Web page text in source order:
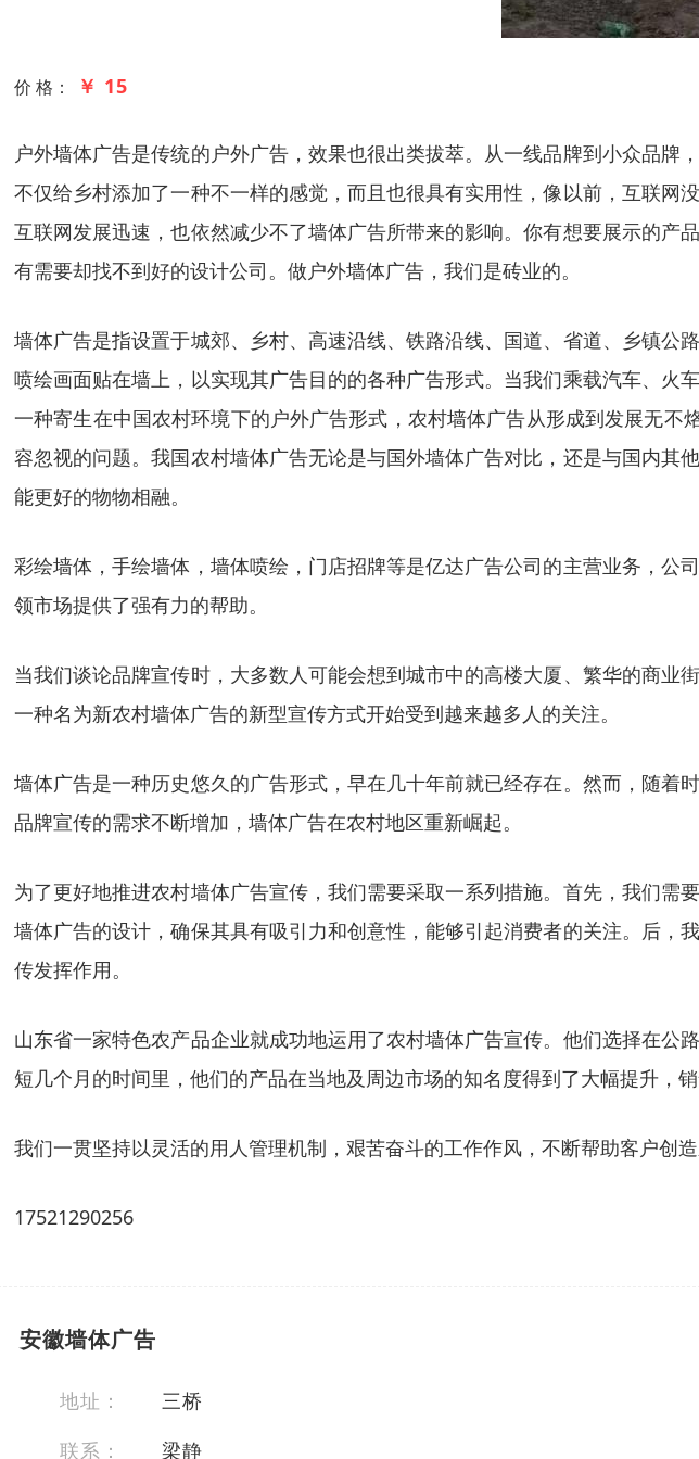
价 格： ￥ 15
户外墙体广告是传统的户外广告，效果也很出类拔萃。从一线品牌到小众品牌
不仅给乡村添加了一种不一样的感觉，而且也很具有实用性，像以前，互联
互联网发展迅速，也依然减少不了墙体广告所带来的影响。你有想要展示的
有需要却找不到好的设计公司。做户外墙体广告，我们是砖业的。
墙体广告是指设置于城郊、乡村、高速沿线、铁路沿线、国道、省道、乡镇
喷绘画面贴在墙上，以实现其广告目的的各种广告形式。当我们乘载汽车、
一种寄生在中国农村环境下的户外广告形式，农村墙体广告从形成到发展无
容忽视的问题。我国农村墙体广告无论是与国外墙体广告对比，还是与国内
能更好的物物相融。
彩绘墙体，手绘墙体，墙体喷绘，门店招牌等是亿达广告公司的主营业务，
领市场提供了强有力的帮助。
当我们谈论品牌宣传时，大多数人可能会想到城市中的高楼大厦、繁华的商业
一种名为新农村墙体广告的新型宣传方式开始受到越来越多人的关注。
墙体广告是一种历史悠久的广告形式，早在几十年前就已经存在。然而，随
品牌宣传的需求不断增加，墙体广告在农村地区重新崛起。
为了更好地推进农村墙体广告宣传，我们需要采取一系列措施。首先，我们
墙体广告的设计，确保其具有吸引力和创意性，能够引起消费者的关注。后
传发挥作用。
山东省一家特色农产品企业就成功地运用了农村墙体广告宣传。他们选择在
短几个月的时间里，他们的产品在当地及周边市场的知名度得到了大幅提升，销
我们一贯坚持以灵活的用人管理机制，艰苦奋斗的工作作风，不断帮助客户创
17521290256
安徽墙体广告
地址：
三桥
联系：
梁静